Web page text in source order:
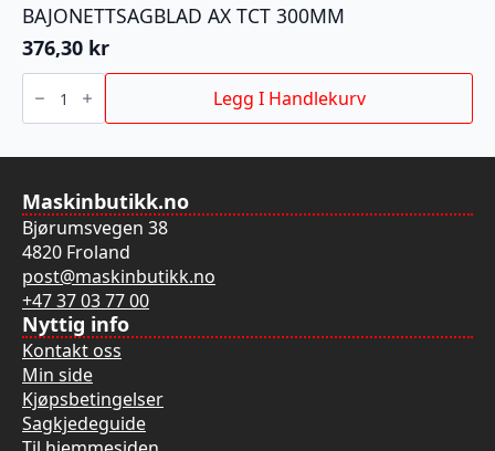
BAJONETTSAGBLAD AX TCT 300MM
376,30 kr
BAJONETTSAGBLAD
AX
300MM
Legg I Handlekurv
Maskinbutikk.no
Bjørumsvegen 38
4820 Froland
post@maskinbutikk.no
+47 37 03 77 00
Nyttig info
Kontakt oss
Min side
Kjøpsbetingelser
Sagkjedeguide